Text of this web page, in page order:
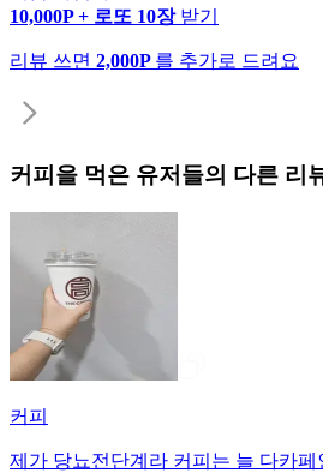
10,000P + 로또 10장 받기
리뷰 쓰면 2,000P 를 추가로 드려요
커피 을 먹은 유저들의 다른 리
커피
제가 당뇨전단계라 커피는 늘 다카페